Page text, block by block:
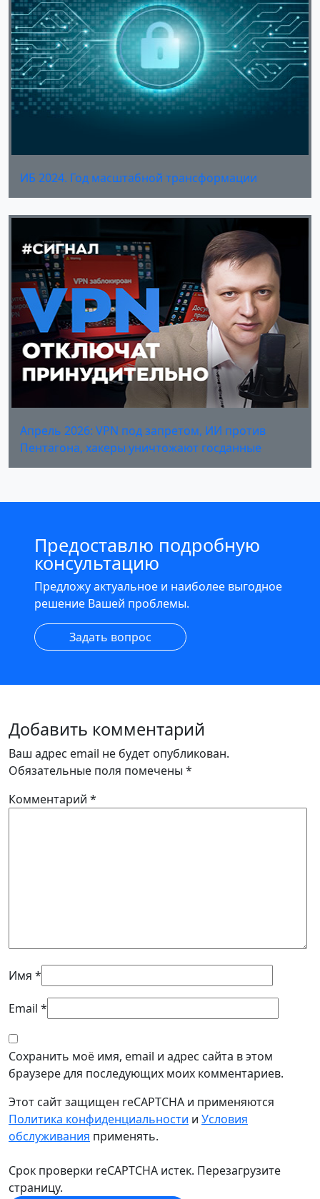
ИБ 2024. Год масштабной трансформации
Апрель 2026: VPN под запретом, ИИ против
Пентагона, хакеры уничтожают госданные
Предоставлю подробную
консультацию
Предложу актуальное и наиболее выгодное
решение Вашей проблемы.
Задать вопрос
Добавить комментарий
Ваш адрес email не будет опубликован.
Обязательные поля помечены *
Комментарий *
Имя *
Email *
Сохранить моё имя, email и адрес сайта в этом
браузере для последующих моих комментариев.
Этот сайт защищен reCAPTCHA и применяются
Политика конфиденциальности и Условия
обслуживания применять.
Срок проверки reCAPTCHA истек. Перезагрузите
страницу.